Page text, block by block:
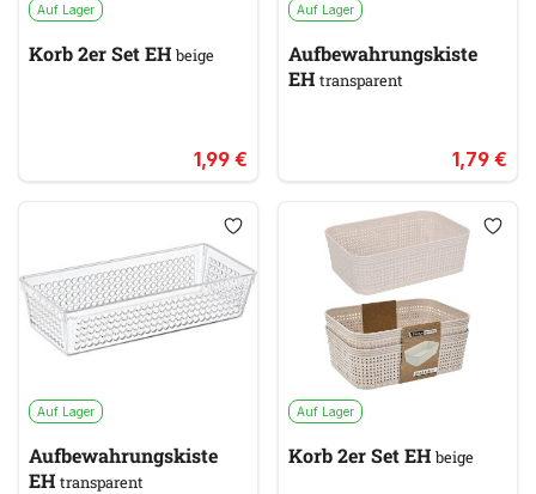
Auf Lager
Korb 2er Set EH beige
1,99 €
Auf Lager
Aufbewahrungskiste
EH transparent
1,79 €
Auf Lager
Aufbewahrungskiste
EH transparent
Auf Lager
Korb 2er Set EH beige